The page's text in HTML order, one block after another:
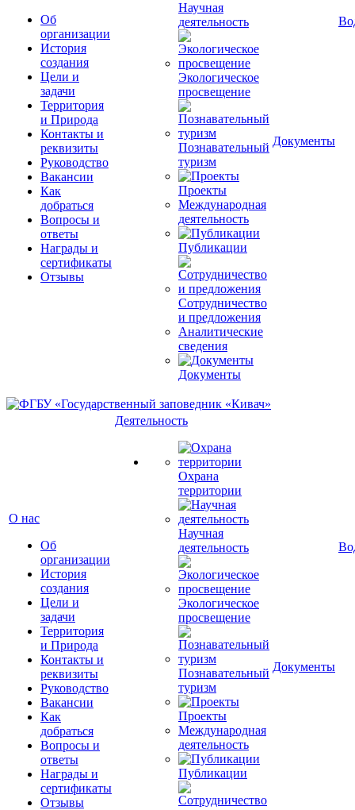
Об
организации
История
создания
Цели и
задачи
Территория
и Природа
Контакты и
реквизиты
Руководство
Вакансии
Как
добраться
Вопросы и
ответы
Награды и
сертификаты
Отзывы
Научная
деятельность
Экологическое
просвещение
Познавательный
туризм
Проекты
Международная
деятельность
Публикации
Сотрудничество
и предложения
Аналитические
сведения
Документы
Документы
О нас
Об
организации
История
создания
Цели и
задачи
Территория
и Природа
Контакты и
реквизиты
Руководство
Вакансии
Как
добраться
Вопросы и
ответы
Награды и
сертификаты
Отзывы
Деятельность
Охрана
территории
Научная
деятельность
Экологическое
просвещение
Познавательный
туризм
Проекты
Международная
деятельность
Публикации
Документы